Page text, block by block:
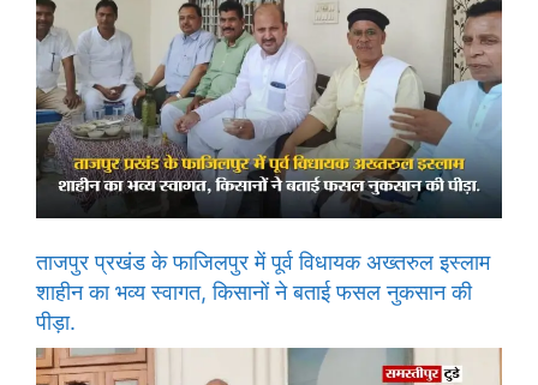
ताजपुर प्रखंड के फाजिलपुर में पूर्व विधायक अख्तरुल इस्लाम
शाहीन का भव्य स्वागत, किसानों ने बताई फसल नुकसान की
पीड़ा.